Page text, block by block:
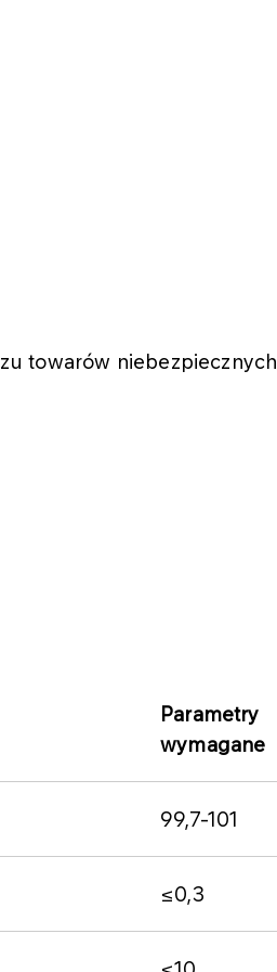
towarów niebezpiecznych
Parametry
wymagane​
99,7-101
≤0,3